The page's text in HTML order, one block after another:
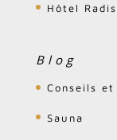
Hôtel
Blog
Conseils et
Sauna